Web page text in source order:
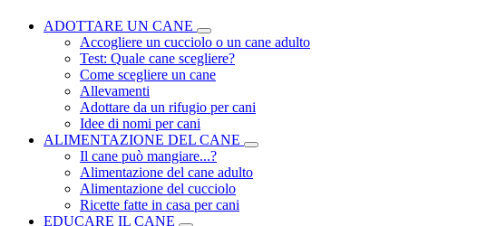
ADOTTARE UN CANE
Accogliere un cucciolo o un cane adulto
Test: Quale cane scegliere?
Come scegliere un cane
Allevamenti
Adottare da un rifugio per cani
Idee di nomi per cani
ALIMENTAZIONE DEL CANE
Il cane può mangiare...?
Alimentazione del cane adulto
Alimentazione del cucciolo
Ricette fatte in casa per cani
EDUCARE IL CANE